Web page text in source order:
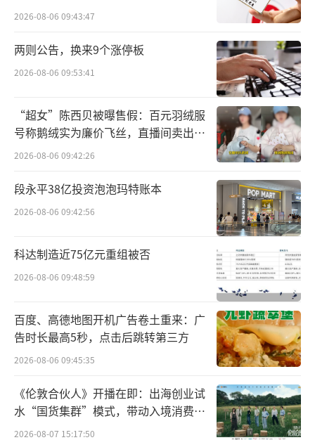
怀的故事。根据Blueglass官网显示，创始人谷
勇在青海藏区曾看到一位卖酸奶的老奶奶，幸
福的笑容让他深受感动，于是决定把青藏地区
的好酸奶带到都市，把快乐分享给更多的人。
不过，有行业垂直媒体扒出为Blueglass提
供奶源的牧场在山东，双方以合作的形式向Blu
eglass提供原料奶。那么Blueglass官网上宣
称“把青藏地区的好酸奶带到都市”的说法值
得深思。
所曾出具“保留意见”
2026-08-06 09:43:47
两则公告，换来9个涨停板
2026-08-06 09:53:41
“超女”陈西贝被曝售假：百元羽绒服
号称鹅绒实为廉价飞丝，直播间卖出超
百万元
2026-08-06 09:42:26
段永平38亿投资泡泡玛特账本
2026-08-06 09:42:56
科达制造近75亿元重组被否
2026-08-06 09:48:59
百度、高德地图开机广告卷土重来：广
告时长最高5秒，点击后跳转第三方
2026-08-06 09:45:35
《伦敦合伙人》开播在即：出海创业试
水“国货集群”模式，带动入境消费反
向种草
2026-08-07 15:17:50